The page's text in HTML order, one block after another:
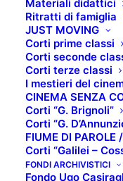
Materiali didattici
Ritratti di famiglia
JUST MOVING
Corti prime classi
Corti seconde
Corti terze classi
I mestieri del
CINEMA SENZA
Corti “G. Brignoli”
Corti “G.
FIUME DI PAROLE
Corti “Galilei –
FONDI ARCHIVISTICI
Fondo Ugo